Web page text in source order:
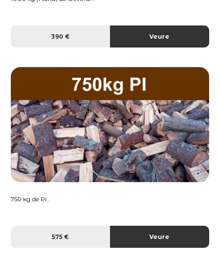
390 € Veure
750 kg de Pi...
575 € Veure